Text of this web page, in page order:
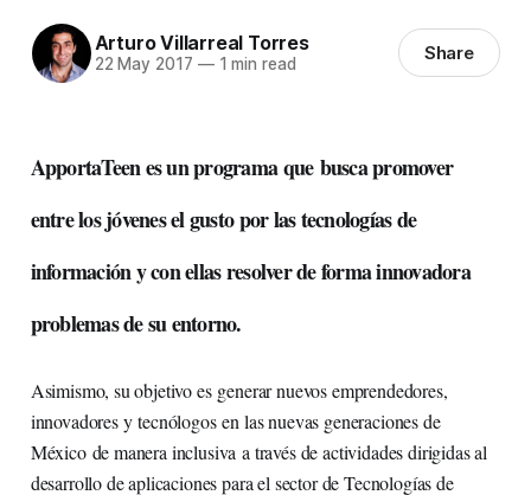
Arturo Villarreal Torres
22 May 2017 —1 min read Share
ApportaTeen es un programa que busca promover
entre los jóvenes el gusto por las tecnologías de
información y con ellas resolver de forma innovadora
problemas de su entorno.
Asimismo, su objetivo es generar nuevos emprendedores,
innovadores y tecnólogos en las nuevas generaciones de
México de manera inclusiva a través de actividades dirigidas al
desarrollo de aplicaciones para el sector de Tecnologías de